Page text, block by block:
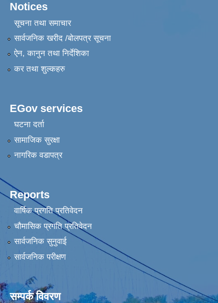
Notices
सूचना तथा समाचार
सार्वजनिक खरीद /बोलपत्र सूचना
ऐन, कानुन तथा निर्देशिका
कर तथा शुल्कहरु
EGov services
घटना दर्ता
सामाजिक सुरक्षा
नागरिक वडापत्र
Reports
वार्षिक प्रगति प्रतिवेदन
चौमासिक प्रगति प्रतिवेदन
सार्वजनिक सुनुवाई
सार्वजनिक परीक्षण
सम्पर्क विवरण